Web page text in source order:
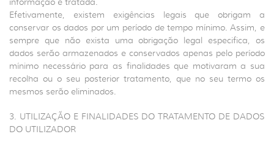
Efetivamente, existem exigências legais que obrigam a
conservar os dados por um período de tempo mínimo. Assim, e
sempre que não exista uma obrigação legal especifica, os
dados serão armazenados e conservados apenas pelo período
mínimo necessário para as finalidades que motivaram a sua
recolha ou o seu posterior tratamento, que no seu termo os
mesmos serão eliminados.
3. UTILIZAÇÃO E FINALIDADES DO TRATAMENTO DE DADOS
DO UTILIZADOR